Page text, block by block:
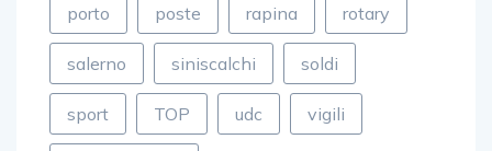
porto poste rapina rotary
salerno siniscalchi soldi
sport TOP udc vigili